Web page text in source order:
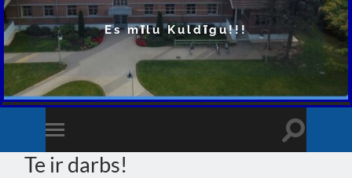
Es mīlu Kuldīgu!!!
Toggle
mobile
menu
Toggle
Te ir darbs!